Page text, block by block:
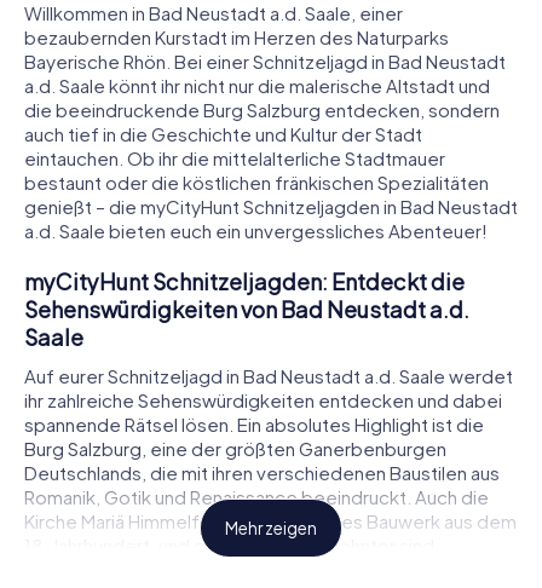
Willkommen in Bad Neustadt a.d. Saale, einer
bezaubernden Kurstadt im Herzen des Naturparks
Bayerische Rhön. Bei einer Schnitzeljagd in Bad Neustadt
a.d. Saale könnt ihr nicht nur die malerische Altstadt und
die beeindruckende Burg Salzburg entdecken, sondern
auch tief in die Geschichte und Kultur der Stadt
eintauchen. Ob ihr die mittelalterliche Stadtmauer
bestaunt oder die köstlichen fränkischen Spezialitäten
genießt – die myCityHunt Schnitzeljagden in Bad Neustadt
a.d. Saale bieten euch ein unvergessliches Abenteuer!
myCityHunt Schnitzeljagden: Entdeckt die
Sehenswürdigkeiten von Bad Neustadt a.d.
Saale
Auf eurer Schnitzeljagd in Bad Neustadt a.d. Saale werdet
ihr zahlreiche Sehenswürdigkeiten entdecken und dabei
spannende Rätsel lösen. Ein absolutes Highlight ist die
Burg Salzburg, eine der größten Ganerbenburgen
Deutschlands, die mit ihren verschiedenen Baustilen aus
Romanik, Gotik und Renaissance beeindruckt. Auch die
Kirche Mariä Himmelfahrt, ein prächtiges Bauwerk aus dem
18. Jahrhundert, und das historische Hohntor sind
Mehr zeigen